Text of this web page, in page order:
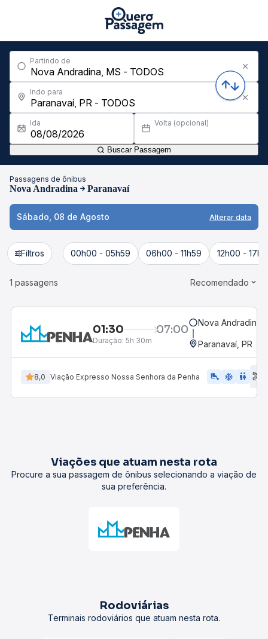
Partindo de
Indo para
Ida Volta (opcional)
Buscar Passagem
Passagens de ônibus
Nova Andradina Paranavaí
Sábado, 08 de Agosto Alterar data
Filtros 00h00 - 05h59 06h00 - 11h59 12h00 -
1 passagens Recomendado
01:30 07:00
Duração: 5h 30m
Nova Andradina,
Paranavaí, PR
8,0 Viação Expresso Nossa Senhora da Penha airline_seat_legroom_extra ac_unit WC
Viações que atuam nesta rota
Procure a sua passagem de ônibus selecionando a viação de
sua preferência.
Rodoviárias
Terminais rodoviários que atuam nesta rota.